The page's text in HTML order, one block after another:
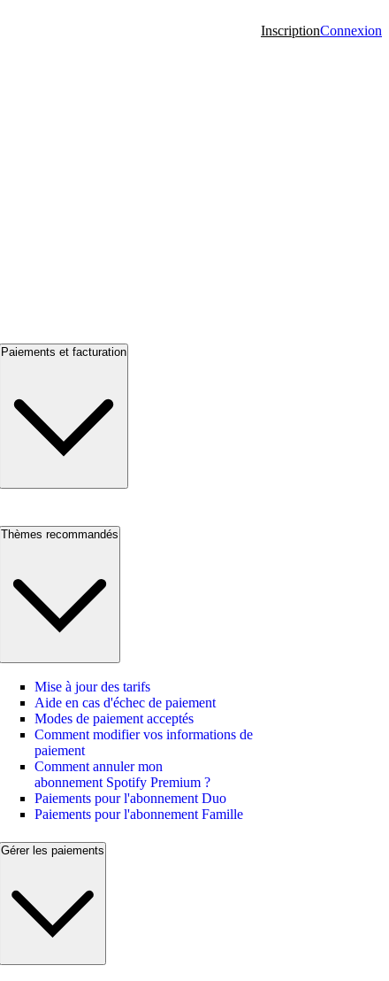
InscriptionConnexion
Paiements et facturation
Thèmes recommandés
Mise à jour des tarifs
Aide en cas d'échec de paiement
Modes de paiement acceptés
Comment modifier vos informations de
paiement
Comment annuler mon
abonnement Spotify Premium ?
Paiements pour l'abonnement Duo
Paiements pour l'abonnement Famille
Gérer les paiements